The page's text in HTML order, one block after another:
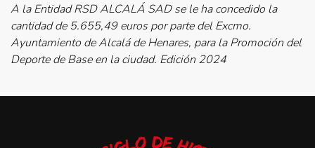
A la Entidad RSD ALCALÁ SAD se le ha concedido la
cantidad de 5.655,49 euros por parte del Excmo.
Ayuntamiento de Alcalá de Henares, para la Promoción del
Deporte de Base en la ciudad. Edición 2024